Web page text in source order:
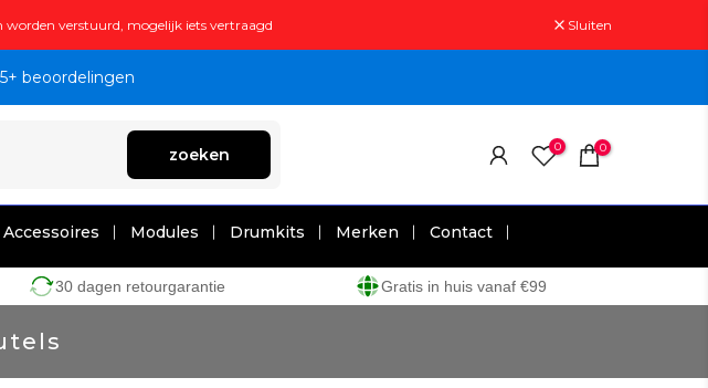
verstuurd, mogelijk iets vertraagd Sluiten
beoordelingen
zoeken 0 0
Accessoires Modules Drumkits Merken Contact
30 dagen retourgarantie Gratis in huis vanaf €99